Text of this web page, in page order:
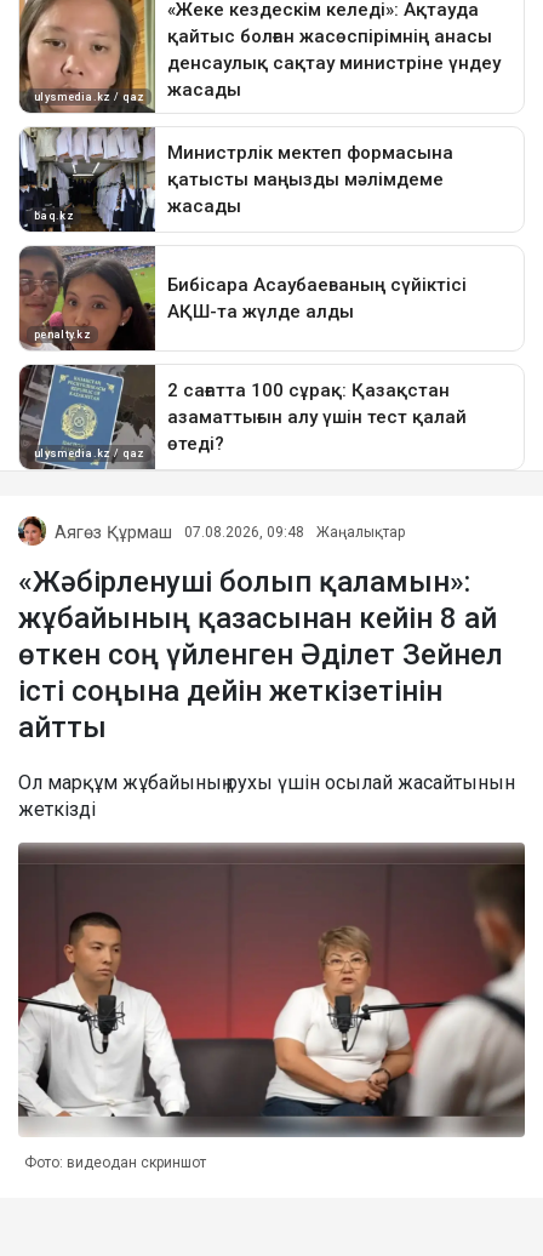
Аягөз Құрмаш 07.08.2026, 09:48 Жаңалықтар
«Жәбірленуші болып қаламын»:
жұбайының қазасынан кейін 8 ай
өткен соң үйленген Әділет Зейнел
істі соңына дейін жеткізетінін
айтты
Ол марқұм жұбайының рухы үшін осылай жасайтынын
жеткізді
Фото: видеодан скриншот